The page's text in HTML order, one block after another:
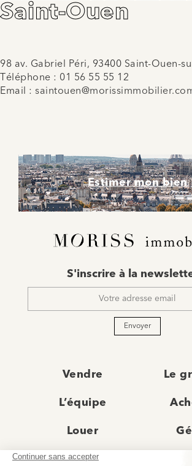
Saint-Ouen
98 av. Gabriel Péri, 93400 Saint-Ouen-
Téléphone : 01 56 55 55 12
Email :
Estimer mon bien
mail
S'inscrire à la
Envoyer
Vendre Le
L’équipe
Louer
Actualités